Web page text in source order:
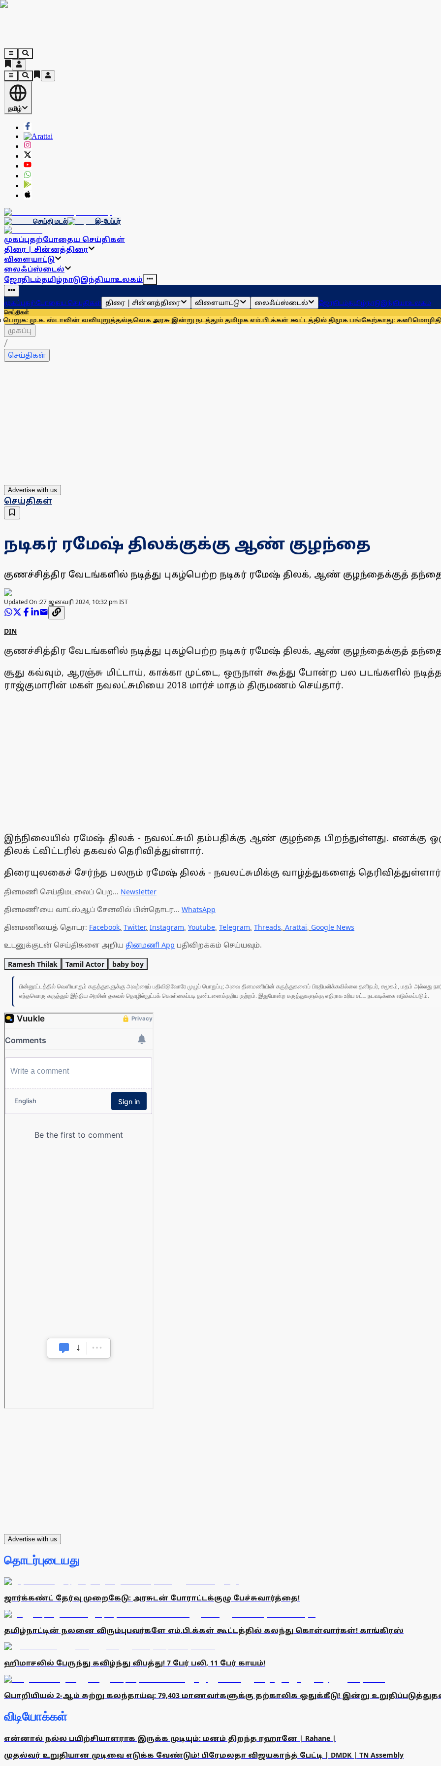
தமிழ்
செய்தி மடல் இ-பேப்பர்
முகப்புதற்போதைய செய்திகள்
திரை | சின்னத்திரை
விளையாட்டு
லைஃப்ஸ்டைல்
ஜோதிடம்தமிழ்நாடுஇந்தியாஉலகம்
முகப்புதற்போதைய செய்திகள் திரை | சின்னத்திரை விளையாட்டு லைஃப்ஸ்டைல் ஜோதிடம்தமிழ்நாடுஇந்தியாஉலகம்
செய்திகள்
ஸ்டாலின் வலியுறுத்தல்தவெக அரசு இன்று நடத்தும் தமிழக எம்.பி.க்கள் கூட்டத்தில் திமுக பங்கேற்காது: கனிமொழிதிமுக
முகப்பு
/
செய்திகள்
Advertise with us
செய்திகள்
நடிகர் ரமேஷ் திலக்குக்கு ஆண் குழந்தை
குணச்சித்திர வேடங்களில் நடித்து புகழ்பெற்ற நடிகர் ரமேஷ் திலக், ஆண் குழந்தைக்குத்
Updated On :27 ஜனவரி 2024, 10:32 pm IST
DIN
குணச்சித்திர வேடங்களில் நடித்து புகழ்பெற்ற நடிகர் ரமேஷ் திலக், ஆண் குழந்தைக்குத்
சூது கவ்வும், ஆரஞ்சு மிட்டாய், காக்கா முட்டை, ஒருநாள் கூத்து போன்ற பல படங்களில்
ராஜ்குமாரின் மகள் நவலட்சுமியை 2018 மார்ச் மாதம் திருமணம் செய்தார்.
இந்நிலையில் ரமேஷ் திலக் - நவலட்சுமி தம்பதிக்கு ஆண் குழந்தை பிறந்துள்ளது.
திலக் ட்விட்டரில் தகவல் தெரிவித்துள்ளார்.
திரையுலகைச் சேர்ந்த பலரும் ரமேஷ் திலக் - நவலட்சுமிக்கு வாழ்த்துகளைத்
தினமணி செய்திமடலைப் பெற... Newsletter
தினமணி'யை வாட்ஸ்ஆப் சேனலில் பின்தொடர... WhatsApp
தினமணியைத் தொடர: Facebook, Twitter, Instagram, Youtube, Telegram, Threads, Arattai, Google News
உடனுக்குடன் செய்திகளை அறிய தினமணி App பதிவிறக்கம் செய்யவும்.
Ramesh Thilak Tamil Actor baby boy
பின்னூட்டத்தில் வெளியாகும் கருத்துகளுக்கு அவற்றைப் பதிவிடுவோரே முழுப் பொறுப்பு; அவை தினமணியின் கருத்துகளைப் பிரதிபலிக்கவில்லை.தனிநபர், சமூகம், மதம் அல்லது
எந்தவொரு கருத்தும் இந்திய அரசின் தகவல் தொழில்நுட்பக் கொள்கைப்படி தண்டனைக்குரிய குற்றம். இதுபோன்ற கருத்துகளுக்கு எதிராக உரிய சட்ட நடவடிக்கை எடுக்கப்படும்.
Advertise with us
தொடர்புடையது
ஜார்க்கண்ட் தேர்வு முறைகேடு: அரசுடன் போராட்டக்குழு பேச்சுவார்த்தை!
தமிழ்நாட்டின் நலனை விரும்புபவர்களே எம்.பி.க்கள் கூட்டத்தில் கலந்து கொள்வார்கள்! காங்கிரஸ்
ஹிமாசலில் பேருந்து கவிழ்ந்து விபத்து! 7 பேர் பலி, 11 பேர் காயம்!
பொறியியல் 2-ஆம் சுற்று கலந்தாய்வு: 79,403 மாணவா்களுக்கு தற்காலிக ஒதுக்கீடு! இன்று
விடியோக்கள்
என்னால் நல்ல பயிற்சியாளராக இருக்க முடியும்: மனம் திறந்த ரஹானே | Rahane |
முதல்வர் உறுதியான முடிவை எடுக்க வேண்டும்! பிரேமலதா விஜயகாந்த் பேட்டி | DMDK | TN Assembly